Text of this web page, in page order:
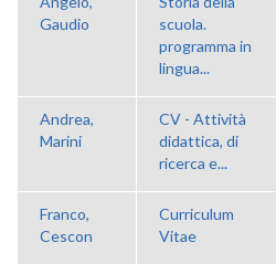
Gaudio
scuola.
programma in
lingua...
Andrea,
Marini
CV - Attività
didattica, di
ricerca e...
Franco,
Cescon
Curriculum
Vitae